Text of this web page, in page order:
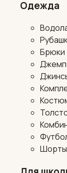
Одежда
Брюки
Шорты